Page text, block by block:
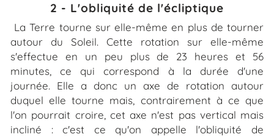
2 - L'obliquité de l'écliptique
La Terre tourne sur elle-même en plus de tourner
autour du Soleil. Cette rotation sur elle-même
s'effectue en un peu plus de 23 heures et 56
minutes, ce qui correspond à la durée d'une
journée. Elle a donc un axe de rotation autour
duquel elle tourne mais, contrairement à ce que
l'on pourrait croire, cet axe n'est pas vertical mais
incliné : c'est ce qu'on appelle l'obliquité de